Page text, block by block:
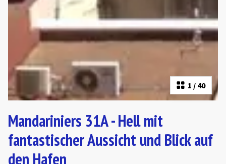
1 / 40
Mandariniers 31A - Hell mit
fantastischer Aussicht und Blick auf
den Hafen